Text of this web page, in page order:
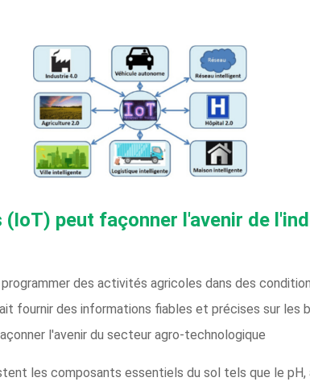
peut façonner l'avenir de
des activités agricoles dans des
fournir des informations fiables et précises sur les
l'avenir du secteur agro-technologique
les composants essentiels du sol tels que le